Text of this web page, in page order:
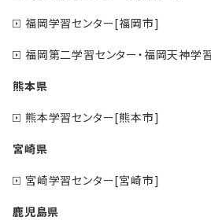
福岡学習センター[福岡市]
福岡第二学習センター・福岡天神学
熊本県
熊本学習センター[熊本市]
宮崎県
宮崎学習センター[宮崎市]
鹿児島県